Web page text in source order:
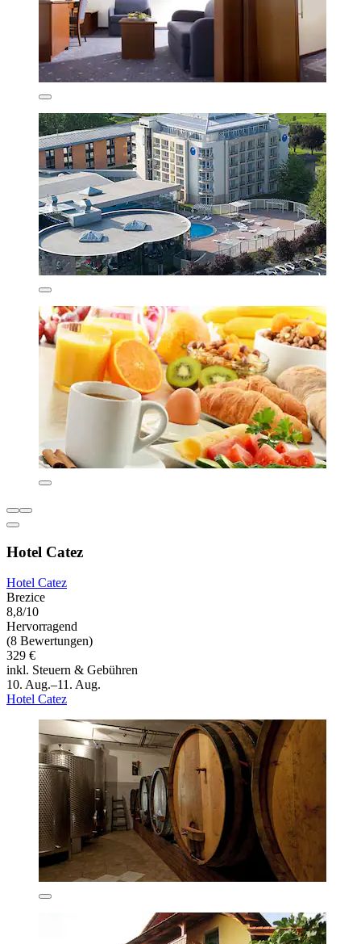
Hotel Catez
Hotel Catez
Brezice
8,8/10
Hervorragend
(8 Bewertungen)
329 €
inkl. Steuern & Gebühren
10. Aug.–11. Aug.
Hotel Catez